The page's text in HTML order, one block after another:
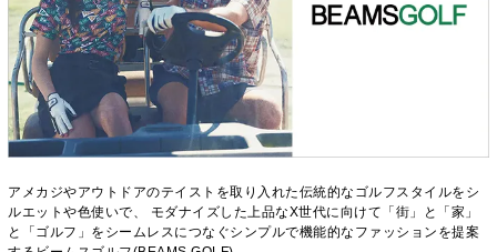
アメカジやアウトドアのテイストを取り入れた伝統的なゴルフスタイルをシ
ルエットや色使いで、 モダナイズした上品なX世代に向けて「街」と「家」
と「ゴルフ」をシームレスにつなぐシンプルで機能的なファッションを提案